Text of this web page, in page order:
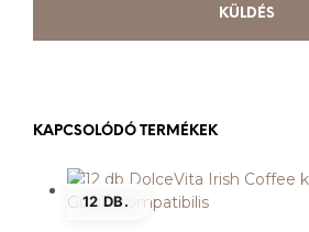
KAPCSOLÓDÓ TERMÉKEK
12 DB.